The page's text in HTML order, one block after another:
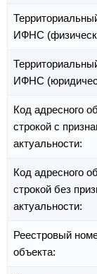
ИФНС
ИФНС
Код адресного
строкой с
актуальности:
Код адресного
строкой без
актуальности:
Реестровый
объекта: